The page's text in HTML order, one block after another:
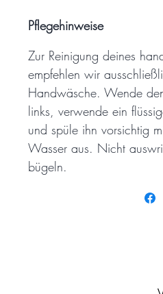
Pflegehinweise
Zur Reinigung deines
empfehlen wir
Handwäsche. Wende
links, verwende ein
und spüle ihn vorsichtig
Wasser aus. Nicht
bügeln.